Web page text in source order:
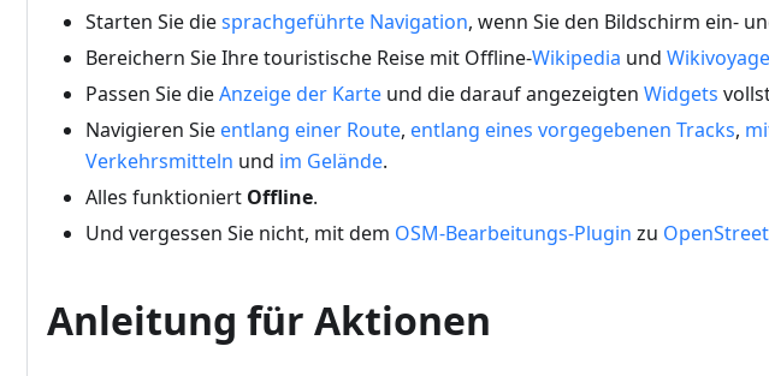
Starten Sie diesprachgeführte Navigation, wenn Sie den Bildschirm ein-
Bereichern Sie Ihre touristische Reise mit Offline-Wikipedia und Wikivoyage
Passen Sie dieAnzeige der Karte und die darauf angezeigten Widgets
Navigieren Sie entlang einer Route, entlang eines vorgegebenen Tracks,
Verkehrsmitteln und im Gelände.
Alles funktioniert Offline.
Und vergessen Sie nicht, mit dem OSM-Bearbeitungs-Plugin zu
Anleitung für Aktionen